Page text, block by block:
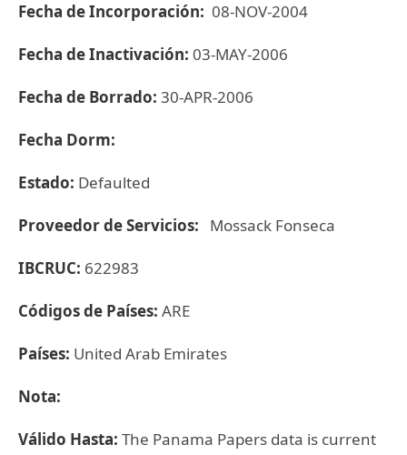
Fecha de Incorporación: 08-NOV-2004
Fecha de Inactivación: 03-MAY-2006
Fecha de Borrado: 30-APR-2006
Fecha Dorm:
Estado: Defaulted
Proveedor de Servicios: Mossack Fonseca
IBCRUC: 622983
Códigos de Países: ARE
Países: United Arab Emirates
Nota:
Válido Hasta: The Panama Papers data is current